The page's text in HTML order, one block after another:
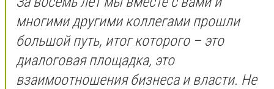
многими другими коллегами прошли
большой путь, итог которого – это
диалоговая площадка, это
взаимоотношения бизнеса и власти. Не